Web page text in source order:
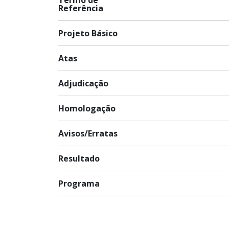
Referência
Projeto Básico
Atas
Adjudicação
Homologação
Avisos/Erratas
Resultado
Programa